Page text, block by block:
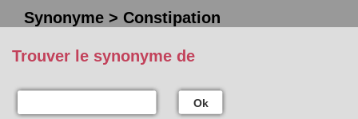
Synonyme > Constipation
Trouver le synonyme de
Ok